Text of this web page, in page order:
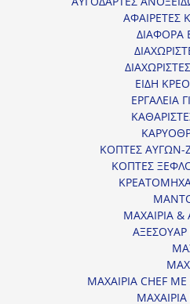
ΑΦΑΙΡΕΤΕΣ
ΔΙΑΦΟΡΑ
ΕΙΔΗ
ΕΡΓΑΛΕΙΑ
ΚΟΠΤΕΣ ΑΥΓΩΝ-
ΚΟΠΤΕΣ
ΜΑΧΑΙΡΙΑ
ΑΞΕΣΟΥΑΡ
ΜΑΧΑΙΡΙΑ CHEF
ΜΑΧΑΙΡΙΑ